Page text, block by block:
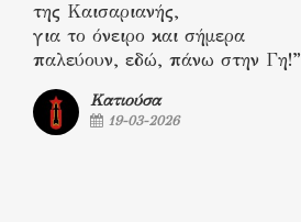
της Καισαριανής,
για το όνειρο και σήμερα
παλεύουν, εδώ, πάνω στην Γη!”
Κατιούσα
19-03-2026